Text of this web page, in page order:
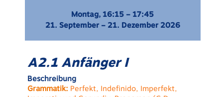
Montag, 16:15 – 17:45
21. September – 21. Dezember 2026
A2.1 Anfänger I
Beschreibung
Grammatik: Perfekt, Indefinido, Imperfekt,